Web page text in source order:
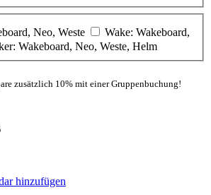
Neo, Weste
Wake: Wakeboard,
Wakeboard, Neo, Weste, Helm
zusätzlich 10% mit einer Gruppenbuchung!
hinzufügen